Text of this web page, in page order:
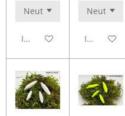
In den WarenkorbIn den